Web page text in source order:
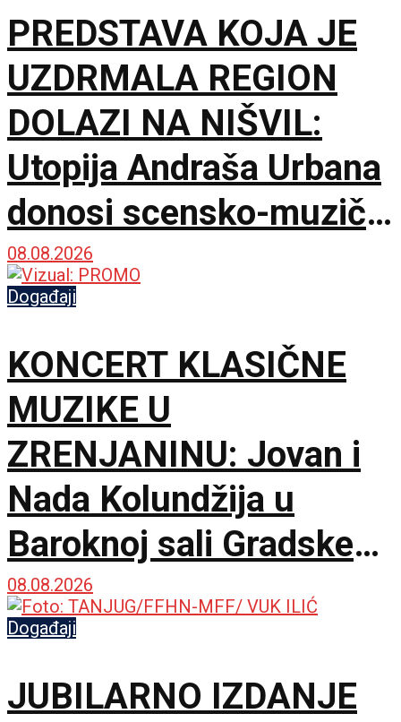
PREDSTAVA KOJA JE
UZDRMALA REGION
DOLAZI NA NIŠVIL:
Utopija Andraša Urbana
donosi scensko-muzički
šok za bolji život
08.08.2026
Događaji
KONCERT KLASIČNE
MUZIKE U
ZRENJANINU: Jovan i
Nada Kolundžija u
Baroknoj sali Gradske
kuće
08.08.2026
Događaji
JUBILARNO IZDANJE